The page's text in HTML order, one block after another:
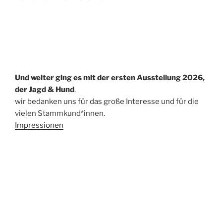
Und weiter ging es mit der ersten Ausstellung 2026,
der Jagd & Hund.
wir bedanken uns für das große Interesse und für die
vielen Stammkund*innen.
Impressionen